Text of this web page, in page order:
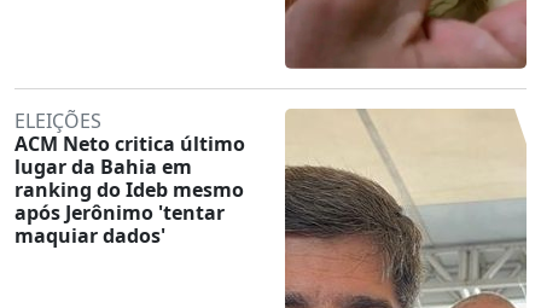
ELEIÇÕES
ACM Neto critica último
lugar da Bahia em
ranking do Ideb mesmo
após Jerônimo 'tentar
maquiar dados'